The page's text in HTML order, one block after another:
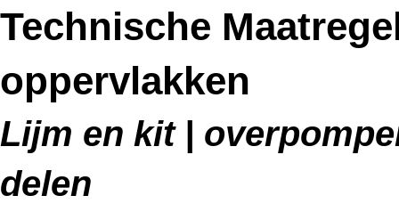
Technische
oppervlakken
Lijm en kit |
delen